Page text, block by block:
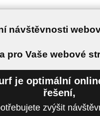
návštěvnosti
pro Vaše webové
je optimální
řešení,
zvýšit